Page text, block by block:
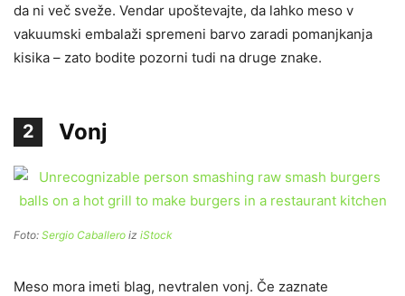
da ni več sveže. Vendar upoštevajte, da lahko meso v
vakuumski embalaži spremeni barvo zaradi pomanjkanja
kisika – zato bodite pozorni tudi na druge znake.
2 Vonj
Foto: Sergio Caballero iz iStock
Meso mora imeti blag, nevtralen vonj. Če zaznate